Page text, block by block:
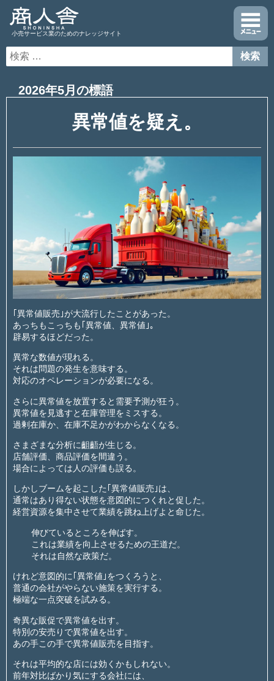
小売サービス業のためのナレッジサイト
2026年5月の標語
異常値を疑え。
｢異常値販売｣が大流行したことがあった。
あっちもこっちも｢異常値、異常値｣。
辟易するほどだった。
異常な数値が現れる。
それは問題の発生を意味する。
対応のオペレーションが必要になる。
さらに異常値を放置すると需要予測が狂う。
異常値を見逃すと在庫管理をミスする。
過剰在庫か、在庫不足かがわからなくなる。
さまざまな分析に齟齬が生じる。
店舗評価、商品評価を間違う。
場合によっては人の評価も誤る。
しかしブームを起こした｢異常値販売｣は、
通常はあり得ない状態を意図的につくれと促した。
経営資源を集中させて業績を跳ね上げよと命じた。
伸びているところを伸ばす。
これは業績を向上させるための王道だ。
それは自然な政策だ。
けれど意図的に｢異常値｣をつくろうと、
普通の会社がやらない施策を実行する。
極端な一点突破を試みる。
奇異な販促で異常値を出す。
特別の安売りで異常値を出す。
あの手この手で異常値販売を目指す。
それは平均的な店には効くかもしれない。
前年対比ばかり気にする会社には、